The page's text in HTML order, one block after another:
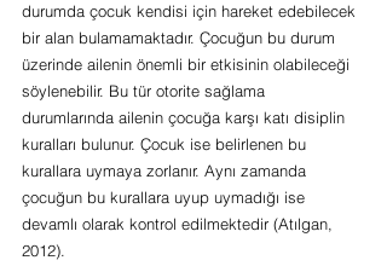
durumda çocuk kendisi için hareket edebilecek
bir alan bulamamaktadır. Çocuğun bu durum
üzerinde ailenin önemli bir etkisinin olabileceği
söylenebilir. Bu tür otorite sağlama
durumlarında ailenin çocuğa karşı katı disiplin
kuralları bulunur. Çocuk ise belirlenen bu
kurallara uymaya zorlanır. Aynı zamanda
çocuğun bu kurallara uyup uymadığı ise
devamlı olarak kontrol edilmektedir (Atılgan,
2012).